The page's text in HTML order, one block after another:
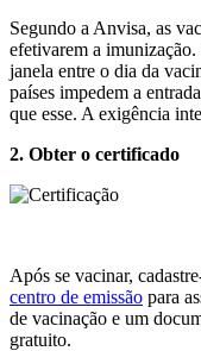
Segundo a Anvisa, as
efetivarem a imunização.
janela entre o dia da
países impedem a
que esse. A exigência
2. Obter o certificado
Após se vacinar,
centro de emissão para
de vacinação e um
gratuito.